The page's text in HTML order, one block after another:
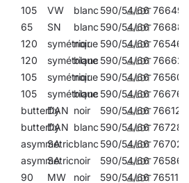
105 VW blanc 590/54/66 766497
65 SN blanc 590/54/66 766886
120 symétrique
noir 590/54/66 765469
120 symétrique
blanc 590/54/66 766626
105 symétrique
noir 590/54/66 765605
105 symétrique
blanc 590/54/66 766763
butterfly
DAN noir 590/54/66 766121
butterfly
DAN blanc 590/54/66 767289
asymmetric
SA blanc 590/54/66 767029
asymmetric
SA noir 590/54/66 765865
90 MW noir 590/54/66 765117